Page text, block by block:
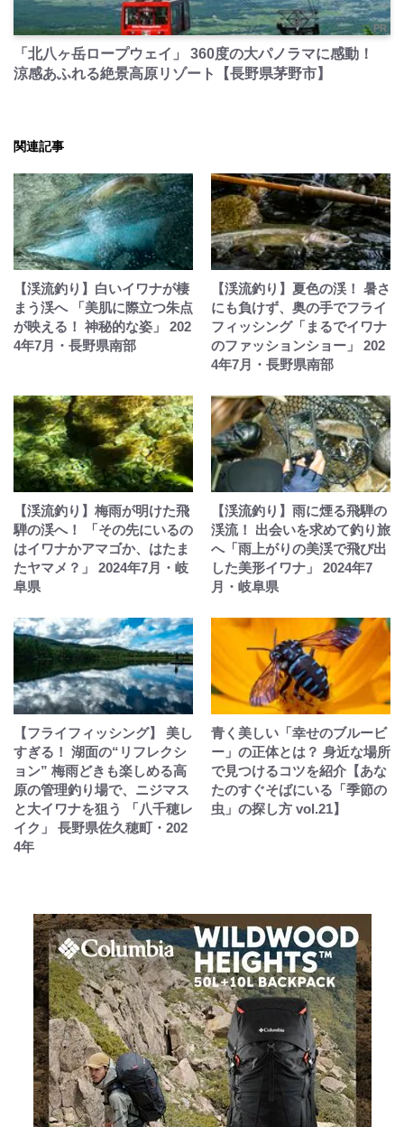
PR
「北八ヶ岳ロープウェイ」 360度の大パノラマに感動！
涼感あふれる絶景高原リゾート【長野県茅野市】
関連記事
【渓流釣り】白いイワナが棲
まう渓へ 「美肌に際立つ朱点
が映える！ 神秘的な姿」 202
4年7月・長野県南部
【渓流釣り】夏色の渓！ 暑さ
にも負けず、奥の手でフライ
フィッシング「まるでイワナ
のファッションショー」 202
4年7月・長野県南部
【渓流釣り】梅雨が明けた飛
騨の渓へ！ 「その先にいるの
はイワナかアマゴか、はたま
たヤマメ？」 2024年7月・岐
阜県
【渓流釣り】雨に煙る飛騨の
渓流！ 出会いを求めて釣り旅
へ「雨上がりの美渓で飛び出
した美形イワナ」 2024年7
月・岐阜県
【フライフィッシング】 美し
すぎる！ 湖面の“リフレクシ
ョン” 梅雨どきも楽しめる高
原の管理釣り場で、ニジマス
と大イワナを狙う 「八千穂レ
イク」 長野県佐久穂町・202
4年
青く美しい「幸せのブルービ
ー」の正体とは？ 身近な場所
で見つけるコツを紹介【あな
たのすぐそばにいる「季節の
虫」の探し方 vol.21】